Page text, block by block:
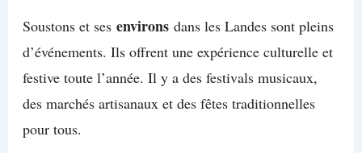
Soustons et ses environsdans les Landes sont pleins
d’événements. Ils offrent une expérience culturelle et
festive toute l’année. Il y a des festivals musicaux,
des marchés artisanaux et des fêtes traditionnelles
pour tous.